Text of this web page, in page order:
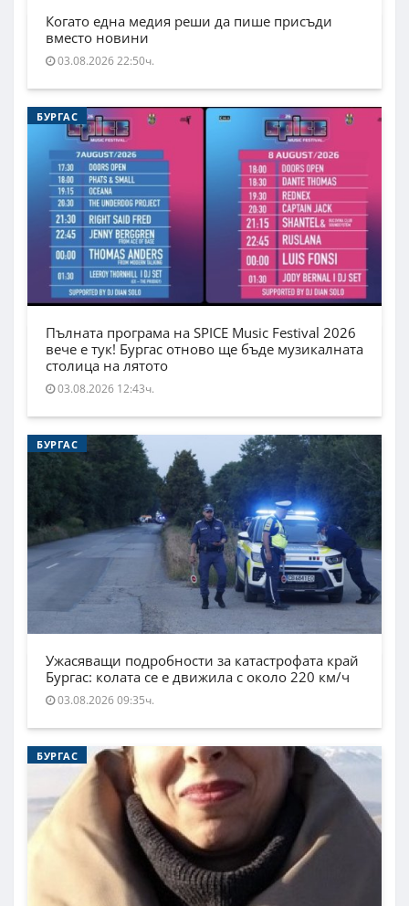
Когато една медия реши да пише присъди
вместо новини
03.08.2026 22:50ч.
БУРГАС
Пълната програма на SPICE Music Festival 2026
вече е тук! Бургас отново ще бъде музикалната
столица на лятото
03.08.2026 12:43ч.
БУРГАС
Ужасяващи подробности за катастрофата край
Бургас: колата се е движила с около 220 км/ч
03.08.2026 09:35ч.
БУРГАС